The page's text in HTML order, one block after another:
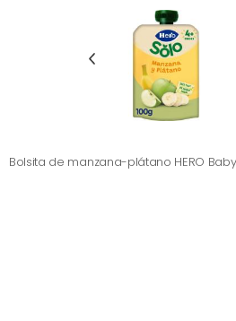
Bolsita de manzana-plátano HERO